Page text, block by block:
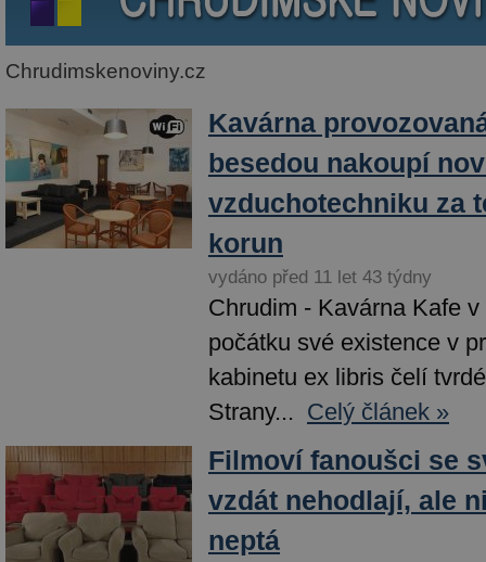
Chrudimskenoviny.cz
Kavárna
besedou nakoupí
vzduchotechniku za
korun
vydáno před 11 let 43 týdny
Chrudim - Kavárna Kafe
počátku své existence v
kabinetu ex libris čelí
Strany... Celý článek »
Filmoví fanoušci se
vzdát nehodlají, ale
neptá